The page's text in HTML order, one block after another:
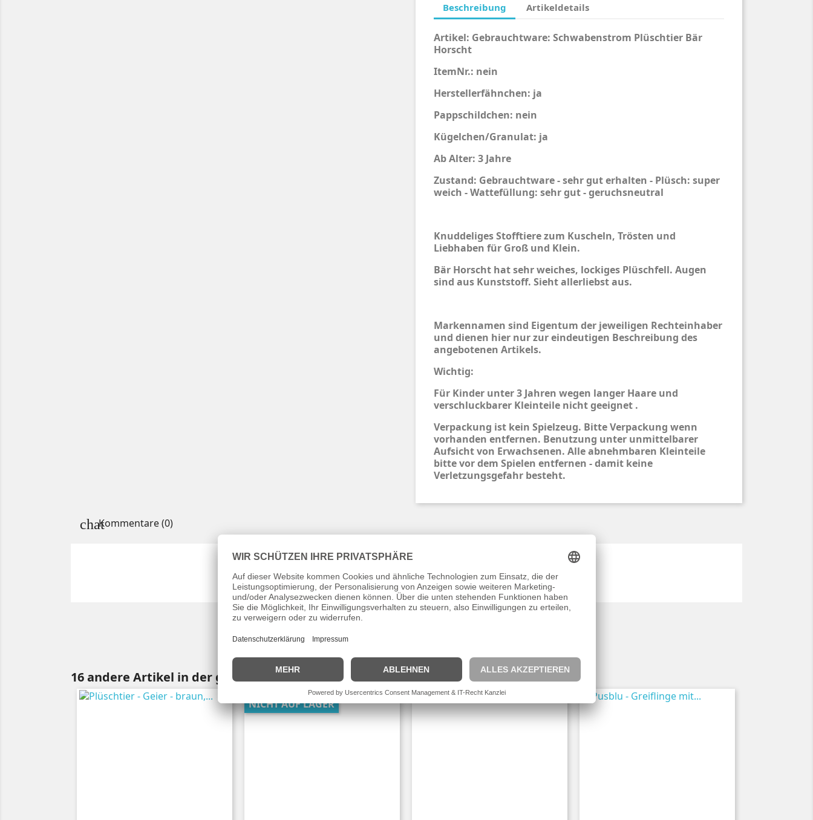
Beschreibung Artikeldetails
Artikel: Gebrauchtware: Schwabenstrom Plüschtier Bär
Horscht
ItemNr.: nein
Herstellerfähnchen: ja
Pappschildchen: nein
Kügelchen/Granulat: ja
Ab Alter: 3 Jahre
Zustand: Gebrauchtware - sehr gut erhalten - Plüsch: super
weich - Wattefüllung: sehr gut - geruchsneutral
Knuddeliges Stofftiere zum Kuscheln, Trösten und
Liebhaben für Groß und Klein.
Bär Horscht hat sehr weiches, lockiges Plüschfell. Augen
sind aus Kunststoff. Sieht allerliebst aus.
Markennamen sind Eigentum der jeweiligen Rechteinhaber
und dienen hier nur zur eindeutigen Beschreibung des
angebotenen Artikels.
Wichtig:
Für Kinder unter 3 Jahren wegen langer Haare und
verschluckbarer Kleinteile nicht geeignet .
Verpackung ist kein Spielzeug. Bitte Verpackung wenn
vorhanden entfernen. Benutzung unter unmittelbarer
Aufsicht von Erwachsenen. Alle abnehmbaren Kleinteile
bitte vor dem Spielen entfernen - damit keine
Verletzungsgefahr besteht.
Kommentare (0)
Schreiben Sie den ersten Kundenkommentar
16 andere Artikel in der gleichen Kategorie:
NICHT AUF LAGER